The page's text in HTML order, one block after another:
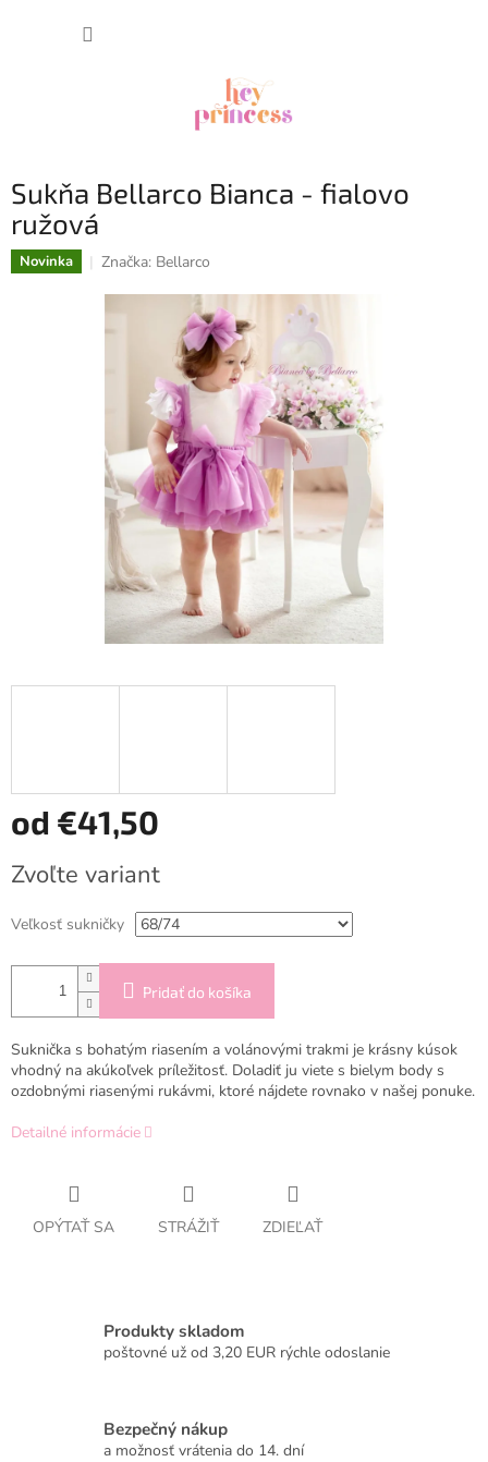
Sukňa Bellarco Bianca - fialovo
ružová
Novinka Značka: Bellarco
od €41,50
cena:
Zvoľte variant
Veľkosť sukničky
Pridať do košíka
Suknička s bohatým riasením a volánovými trakmi je krásny kúsok
vhodný na akúkoľvek príležitosť. Doladiť ju viete s bielym body s
ozdobnými riasenými rukávmi, ktoré nájdete rovnako v našej ponuke.
Detailné informácie
OPÝTAŤ SA STRÁŽIŤ ZDIEĽAŤ
Produkty skladom
poštovné už od 3,20 EUR rýchle odoslanie
Bezpečný nákup
a možnosť vrátenia do 14. dní